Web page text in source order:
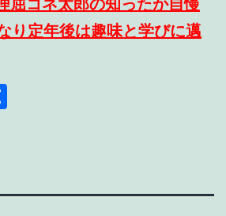
屈コネ太郎の知ったか自慢
り定年後は趣味と学びに邁